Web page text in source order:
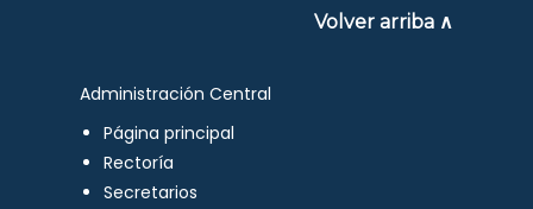
Volver arriba ∧
Administración Central
Página principal
Rectoría
Secretarios